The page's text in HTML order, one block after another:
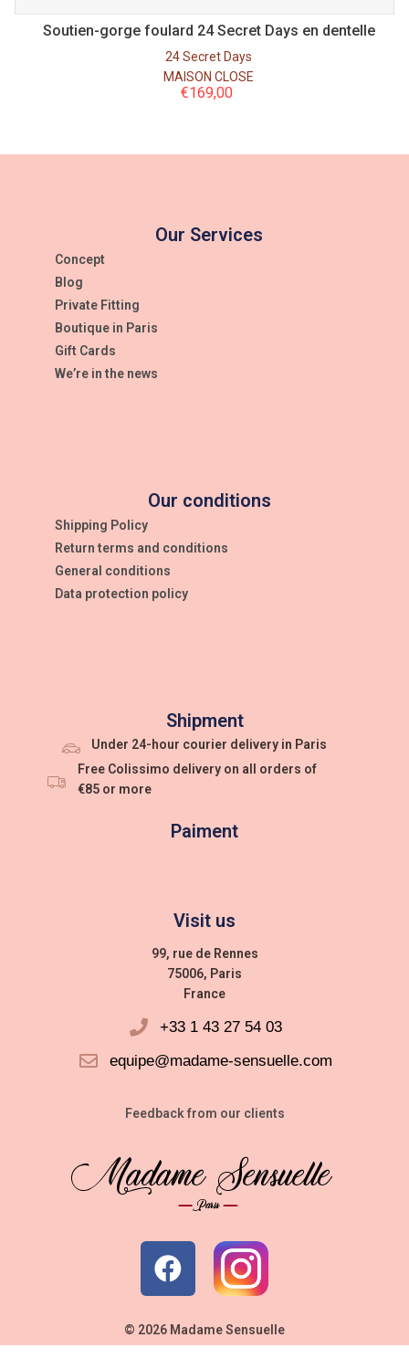
Soutien-gorge foulard 24 Secret Days en dentelle
24 Secret Days
MAISON CLOSE
€169,00
Our Services
Concept
Blog
Private Fitting
Boutique in Paris
Gift Cards
We’re in the news
Our conditions
Shipping Policy
Return terms and conditions
General conditions
Data protection policy
Shipment
Under 24-hour courier delivery in Paris
Free Colissimo delivery on all orders of
€85 or more
Paiment
Visit us
99, rue de Rennes
75006, Paris
France
+33 1 43 27 54 03
equipe@madame-sensuelle.com
Feedback from our clients
© 2026 Madame Sensuelle